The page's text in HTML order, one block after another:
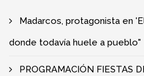
Madarcos, protagonista en
donde todavía huele a pueblo"
PROGRAMACIÓN FIESTAS